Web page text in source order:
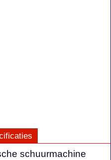
schuurmachine